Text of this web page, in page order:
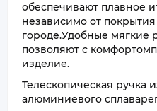
обеспечивают плавное
независимо от
городе.Удобные мягкие
позволяют с
изделие.
Телескопическая ручка
алюминиевого